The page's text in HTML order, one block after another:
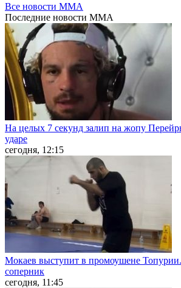
Все новости MMA
Последние новости MMA
На целых 7 секунд залип на жопу
ударе
сегодня, 12:15
Мокаев выступит в промоушене Топурии.
соперник
сегодня, 11:45